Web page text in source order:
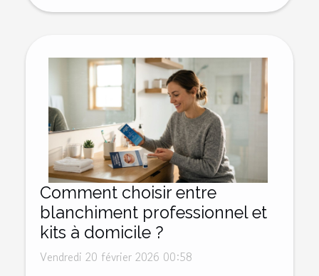
Comment choisir entre
blanchiment professionnel et
kits à domicile ?
Vendredi 20 février 2026 00:58